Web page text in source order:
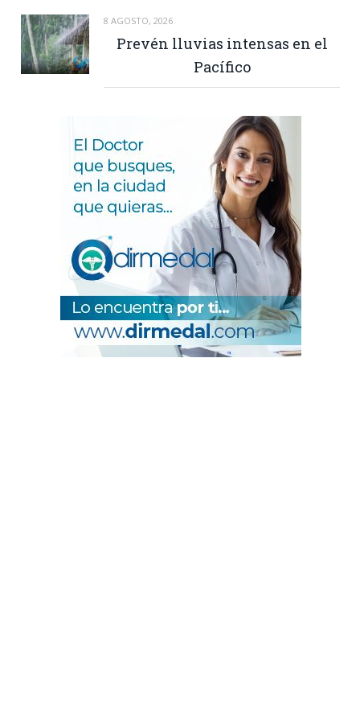
8 AGOSTO, 2026
Prevén lluvias intensas en el
Pacífico